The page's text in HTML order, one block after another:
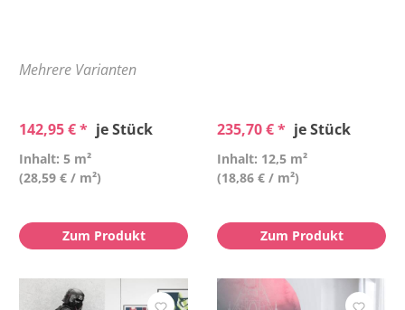
Preis
Mehrere Varianten
142,95 € * je Stück
Inhalt: 5 m²
(28,59 € / m²)
Zum Produkt
235,70 € * je Stück
Inhalt: 12,5 m²
(18,86 € / m²)
Zum Produkt